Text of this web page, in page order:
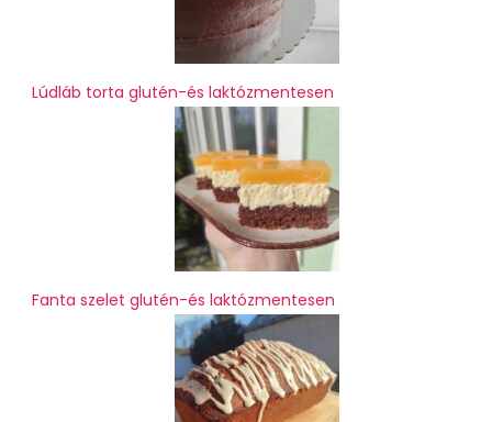
Lúdláb torta glutén-és laktózmentesen
Fanta szelet glutén-és laktózmentesen